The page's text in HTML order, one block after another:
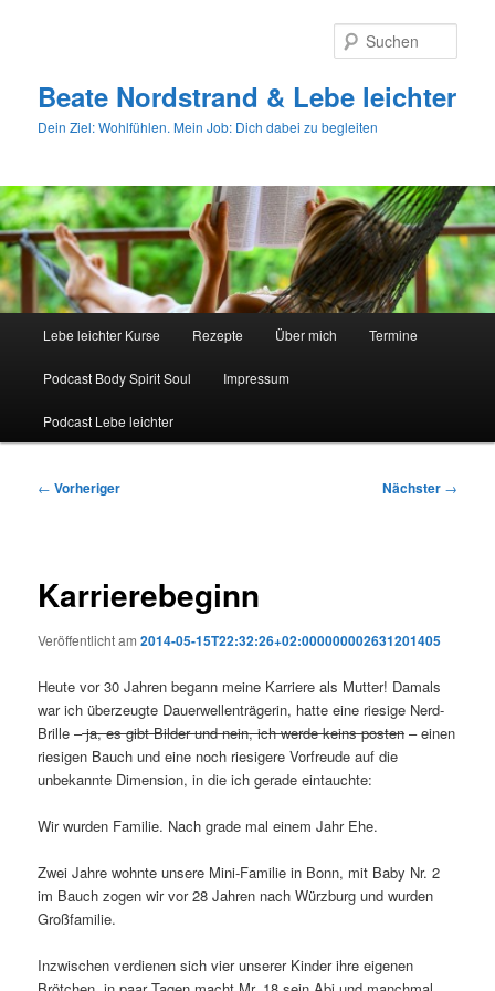
Beate Nordstrand & Lebe leichter
Dein Ziel: Wohlfühlen. Mein Job: Dich dabei zu begleiten
Lebe leichter Kurse Rezepte Über mich Termine
Podcast Body Spirit Soul Impressum
Podcast Lebe leichter
Beitragsnavigation
← Vorheriger Nächster →
Karrierebeginn
Veröffentlicht am2014-05-15T22:32:26+02:000000002631201405
Heute vor 30 Jahren begann meine Karriere als Mutter! Damals
war ich überzeugte Dauerwellenträgerin, hatte eine riesige Nerd-
Brille –ja, es gibt Bilder und nein, ich werde keins posten – einen
riesigen Bauch und eine noch riesigere Vorfreude auf die
unbekannte Dimension, in die ich gerade eintauchte:
Wir wurden Familie. Nach grade mal einem Jahr Ehe.
Zwei Jahre wohnte unsere Mini-Familie in Bonn, mit Baby Nr. 2
im Bauch zogen wir vor 28 Jahren nach Würzburg und wurden
Großfamilie.
Inzwischen verdienen sich vier unserer Kinder ihre eigenen